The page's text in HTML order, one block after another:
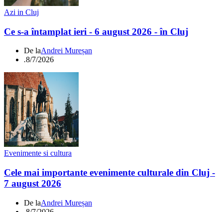
Azi in Cluj
Ce s-a întamplat ieri - 6 august 2026 - în Cluj
De laAndrei Mureșan
.8/7/2026
Evenimente si cultura
Cele mai importante evenimente culturale din Cluj -
7 august 2026
De laAndrei Mureșan